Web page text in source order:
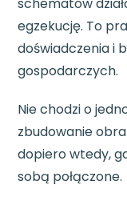
egzekucję. To
doświadczenia i
gospodarczych.
Nie chodzi o
zbudowanie
dopiero wtedy,
sobą połączone.